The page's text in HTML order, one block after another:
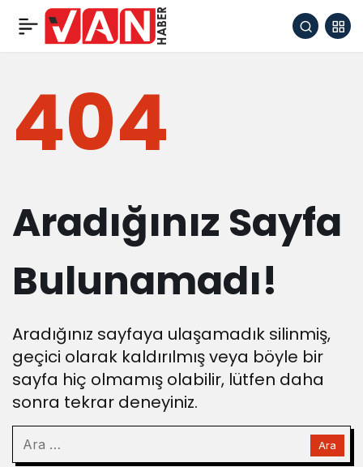
404
Aradığınız Sayfa
Bulunamadı!
Aradığınız sayfaya ulaşamadık silinmiş,
geçici olarak kaldırılmış veya böyle bir
sayfa hiç olmamış olabilir, lütfen daha
sonra tekrar deneyiniz.